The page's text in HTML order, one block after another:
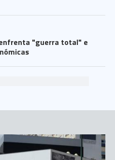
"guerra total" e